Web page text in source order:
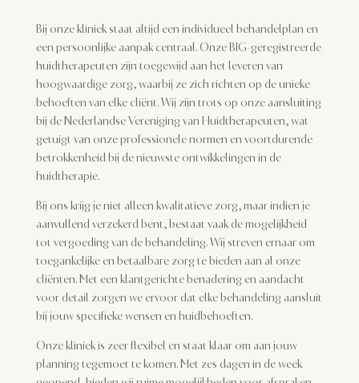
Bij onze kliniek staat altijd een individueel behandelplan en
een persoonlijke aanpak centraal. Onze BIG-geregistreerde
huidtherapeuten zijn toegewijd aan het leveren van
hoogwaardige zorg, waarbij ze zich richten op de unieke
behoeften van elke cliënt. Wij zijn trots op onze aansluiting
bij de Nederlandse Vereniging van Huidtherapeuten, wat
getuigt van onze professionele normen en voortdurende
betrokkenheid bij de nieuwste ontwikkelingen in de
huidtherapie.
Bij ons krijg je niet alleen kwalitatieve zorg, maar indien je
aanvullend verzekerd bent, bestaat vaak de mogelijkheid
tot vergoeding van de behandeling. Wij streven ernaar om
toegankelijke en betaalbare zorg te bieden aan al onze
cliënten. Met een klantgerichte benadering en aandacht
voor detail zorgen we ervoor dat elke behandeling aansluit
bij jouw specifieke wensen en huidbehoeften.
Onze kliniek is zeer flexibel en staat klaar om aan jouw
planning tegemoet te komen. Met zes dagen in de week